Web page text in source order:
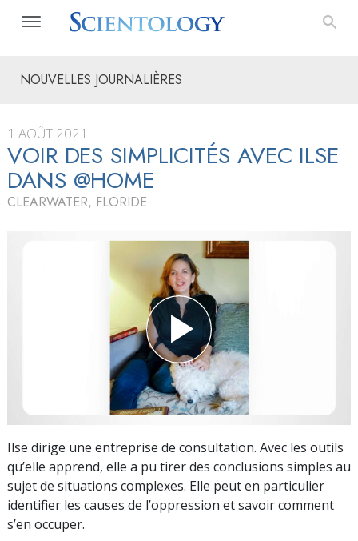
NOUVELLES JOURNALIÈRES
1 AOÛT 2021
VOIR DES SIMPLICITÉS AVEC ILSE
DANS @HOME
CLEARWATER, FLORIDE
Ilse dirige une entreprise de consultation. Avec les outils
qu’elle apprend, elle a pu tirer des conclusions simples au
sujet de situations complexes. Elle peut en particulier
identifier les causes de l’oppression et savoir comment
s’en occuper.